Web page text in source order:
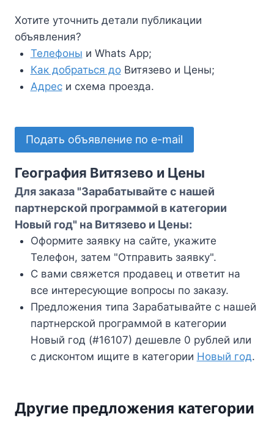
Хотите уточнить детали публикации
объявления?
Телефоны и Whats App;
Как добраться доВитязево и Цены;
Адреси схема проезда.
Подать объявление по e-mail
География Витязево и Цены
Для заказа "Зарабатывайте с нашей
партнерской программой в категории
Новый год" на Витязево и Цены:
Оформите заявку на сайте, укажите
Телефон, затем "Отправить заявку".
С вами свяжется продавец и ответит на
все интересующие вопросы по заказу.
Предложения типа Зарабатывайте с нашей
партнерской программой в категории
Новый год (#16107) дешевле 0 рублей или
с дисконтом ищите в категории Новый год.
Другие предложения категории